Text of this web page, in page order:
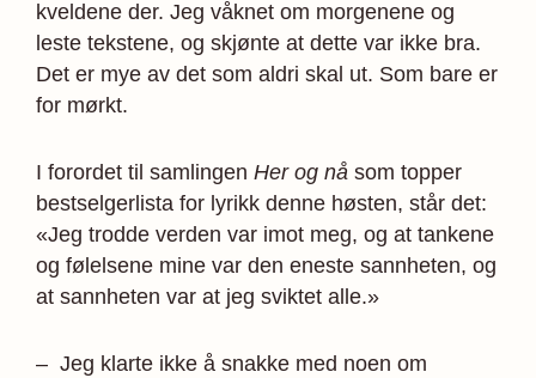
kveldene der. Jeg våknet om morgenene og
leste tekstene, og skjønte at dette var ikke bra.
Det er mye av det som aldri skal ut. Som bare er
for mørkt.
I forordet til samlingen Her og nå som topper
bestselgerlista for lyrikk denne høsten, står det:
«Jeg trodde verden var imot meg, og at tankene
og følelsene mine var den eneste sannheten, og
at sannheten var at jeg sviktet alle.»
– Jeg klarte ikke å snakke med noen om